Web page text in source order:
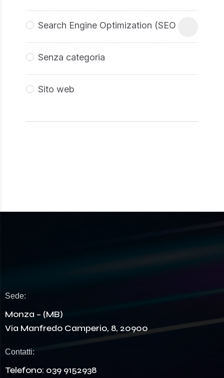
Search Engine Optimization (SEO
Senza categoria
Sito web
Sede:
Monza – (MB)
Via Manfredo Camperio, 8, 20900
Contatti:
Telefono: 039 9152938